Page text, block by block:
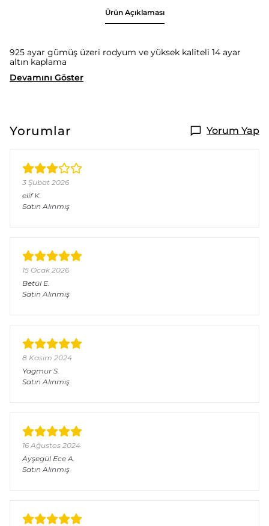
Ürün Açıklaması
925 ayar gümüş üzeri rodyum ve yüksek kaliteli 14 ayar
altın kaplama
Devamını Göster
Yorumlar Yorum Yap
3 Şubat 2026
elif K.
Satın Alınmış
15 Ocak 2026
Betül E.
Satın Alınmış
8 Kasım 2024
Yagmur S.
Satın Alınmış
16 Ağustos 2024
Ayşegül EceA.
Satın Alınmış